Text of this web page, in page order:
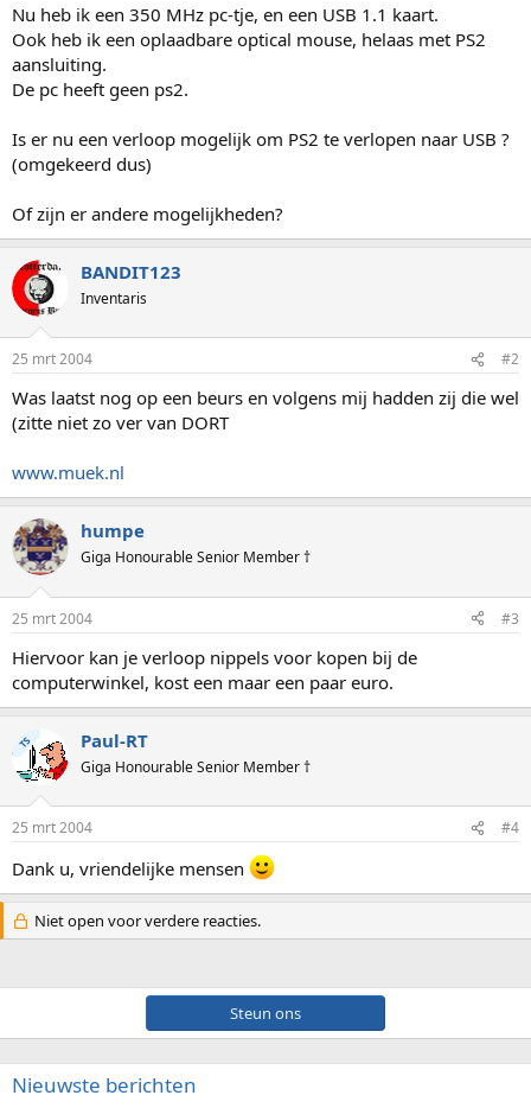
r
Nu heb ik een 350 MHz pc-tje, en een USB 1.1 kaart.
Ook heb ik een oplaadbare optical mouse, helaas met PS2
aansluiting.
De pc heeft geen ps2.
Is er nu een verloop mogelijk om PS2 te verlopen naar USB ?
(omgekeerd dus)
Of zijn er andere mogelijkheden?
BANDIT123
Inventaris
25 mrt 2004 #2
Was laatst nog op een beurs en volgens mij hadden zij die wel
(zitte niet zo ver van DORT
www.muek.nl
humpe
Giga Honourable Senior Member †
25 mrt 2004 #3
Hiervoor kan je verloop nippels voor kopen bij de
computerwinkel, kost een maar een paar euro.
TS Paul-RT
Giga Honourable Senior Member †
25 mrt 2004 #4
Dank u, vriendelijke mensen
Niet open voor verdere reacties.
Steun ons
Nieuwste berichten